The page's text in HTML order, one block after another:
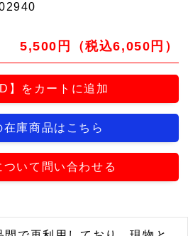
5,500円（税込6,050円）
】をカートに追加
在庫商品はこちら
ついて問い合わせる